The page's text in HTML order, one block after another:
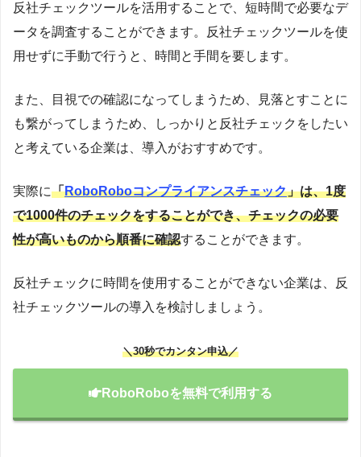
反社チェックツールを活用することで、短時間で必要なデ
ータを調査することができます。反社チェックツールを使
用せずに手動で行うと、時間と手間を要します。
また、目視での確認になってしまうため、見落とすことに
も繋がってしまうため、しっかりと反社チェックをしたい
と考えている企業は、導入がおすすめです。
実際に「RoboRoboコンプライアンスチェック」は、1度
で1000件のチェックをすることができ、チェックの必要
性が高いものから順番に確認することができます。
反社チェックに時間を使用することができない企業は、反
社チェックツールの導入を検討しましょう。
＼30秒でカンタン申込／
RoboRoboを無料で利用する